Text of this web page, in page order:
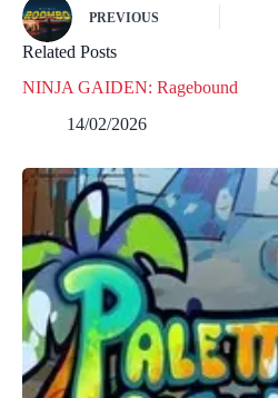
PREVIOUS
Related Posts
NINJA GAIDEN: Ragebound
14/02/2026